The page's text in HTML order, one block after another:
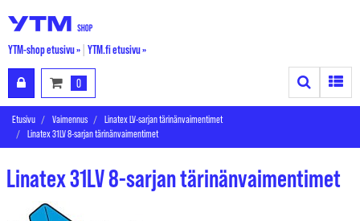
YTM-shop etusivu » YTM.fi etusivu »
0 Search
Etusivu Vaimennus
Linatex LV-sarjan tärinänvaimentimet
Linatex 31LV 8-sarjan tärinänvaimentimet
Linatex 31LV 8-sarjan tärinänvaimentimet